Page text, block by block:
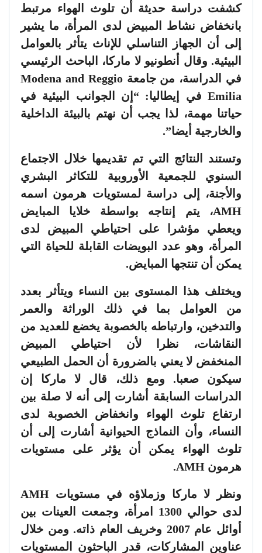
كشفت دراسة حديثة أن تلوث الهواء مرتبط
بانخفاض نشاط المبيض لدى المرأة، ما يشير
إلى أن الجهاز التناسلي للإناث يتأثر بالعوامل
البيئية. وقال أنطونيو لا ماركا، الباحث الرئيسي
في الدراسة، من جامعة Modena and Reggio
Emilia في إيطاليا: “إن الجوانب البيئية في
حياتنا مهمة، لذا يجب أن نهتم بالبيئة الداخلية
والخارجية أيضا”.
وتستند النتائج التي تم تقديمها خلال الاجتماع
السنوي للجمعية الأوروبية للتكاثر البشري
والأجنة، إلى دراسة لمستويات هرمون اسمه
AMH، يتم إنتاجه بواسطة خلايا المبايض
ويعطي مؤشرا على احتياطي المبيض لدى
المرأة، وهو عدد البويضات القابلة للحياة التي
يمكن أن تنتجها المبايض.
ويختلف هذا المستوى بين النساء ويتأثر بعدد
من العوامل بما في ذلك الوراثة والعمر
والتدخين، وارتباطه بالخصوبة يخضع للعديد من
النقاشات، نظرا لأن احتياطي المبيض
المنخفض لا يعني بالضرورة أن الحمل الطبيعي
سيكون صعبا. ومع ذلك، قال لا ماركا إن
الدراسات السابقة أشارت إلى أنه لا صلة بين
ارتفاع تلوث الهواء وانخفاض الخصوبة لدى
النساء، وأن النماذج الحيوانية أشارت إلى أن
تلوث الهواء يمكن أن يؤثر على مستويات
هرمون AMH.
ونظر لا ماركا وزملاؤه في مستويات AMH
لدى حوالي 1300 امرأة، وجمعت العينات بين
أوائل عام 2007 وخريف العام ذاته. ومن خلال
عناوين المشاركات، قدر الباحثون المستويات